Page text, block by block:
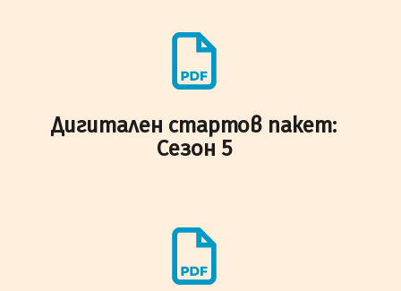
Дигитален стартов пакет:
Сезон 5